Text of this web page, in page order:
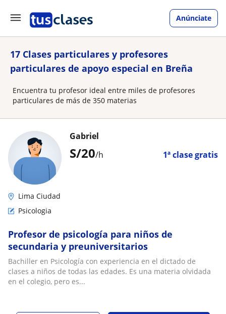
Anúnciate
17 Clases particulares y profesores
particulares de apoyo especial en Breña
Encuentra tu profesor ideal entre miles de profesores
particulares de más de 350 materias
S/20/h 1ª clase gratis
Gabriel
Lima Ciudad
Psicologia
Profesor de psicología para niños de
secundaria y preuniversitarios
Bachiller en Psicología con experiencia en el dictado de
clases a niños de todas las edades. Es una materia olvidada
en el colegio, pero es...